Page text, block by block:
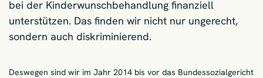
bei der Kinderwunschbehandlung finanziell
unterstützen. Das finden wir nicht nur ungerecht,
sondern auch diskriminierend.
Deswegen sind wir im Jahr 2014 bis vor das Bundessozialgericht